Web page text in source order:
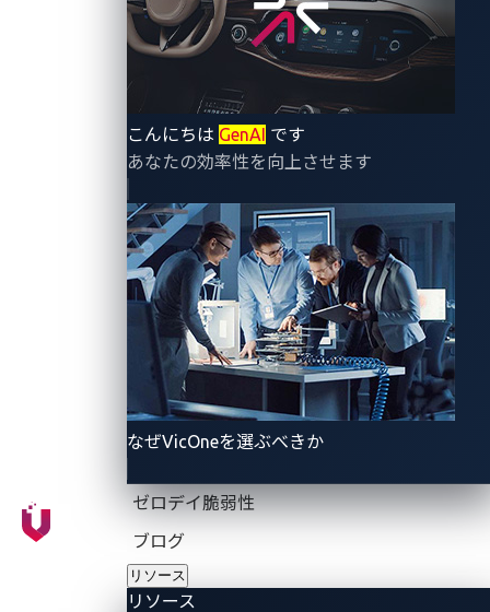
こんにちは GenAI です
あなたの効率性を向上させます
なぜVicOneを選ぶべきか
ゼロデイ脆弱性
ブログ
リソース
リソース
この手法を安全かつ制御された環境で検証するため、
VicOneの脅威リサーチャーチームは、シンガポール国
際サイバーウィーク（SICW）2025で開催された
SPIRITCYBER Automotive Capture the Flag（CTF）
技会に参加しました。 本イベントでは、仮想化された
トする課題が参加者に与えられました。VicOneの目的
は単に車両を「ハッキング」することではなく、こう
した脆弱性がなぜ根絶されないのか、そして自動車エ
ンジニアがそれらを防ぐためにより堅牢なシステムを
設計する方法に焦点を当てることにあります。
CANインジェクションの概要
現代の車両は、車載ネットワークを介して通信する数
十から数百ものECUに依存しています。その中でも
CANバスは、高速で信頼性が高く、コスト効率に優れ